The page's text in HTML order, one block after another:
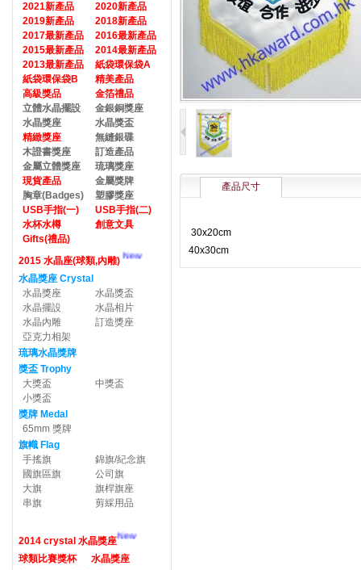
2021新產品
2020新產品
2019新產品
2018新產品
2017最新產品
2016最新產品
2015最新產品
2014最新產品
2013最新產品
紙袋環保袋A
紙袋環保袋B
精美產品
高級獎品
金箔禮品
立體水晶擺設
金銀銅獎座
水晶獎座
水晶獎盃
精緻獎座
無縫銀碟
木證書獎座
訂造產品
金屬立體獎座
琉璃獎座
現貨產品
金屬獎牌
胸章(Badges)
塑膠獎座
USB手指(一)
USB手指(二)
水杯水樽
創意文具
Gifts(禮品)
2015 水晶座(球類,內雕)
New
水晶獎座 Crystal
水晶獎座
水晶獎盃
水晶擺設
水晶相片
水晶內雕
訂造獎座
亞克力相架
琉璃水晶獎牌
獎盃 Trophy
大獎盃
中獎盃
小獎盃
獎牌 Medal
65mm 獎牌
旗幟 Flag
手搖旗
錦旗/紀念旗
國旗區旗
公司旗
大旗
旗桿旗座
串旗
剪綵用品
2014 crystal 水晶獎座 New
球類比賽獎杯
水晶獎座
產品尺寸
30x20cm
40x30cm